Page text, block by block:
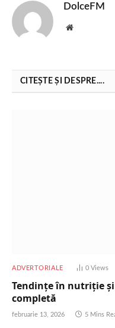
DolceFM
Website
CITEȘTE ȘI DESPRE....
ADVERTORIALE 0 Views
Tendințe în nutriție
completă
februarie 13, 2026 5 Mins